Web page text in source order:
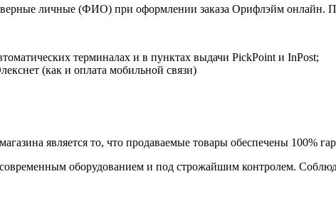
личные (ФИО) при оформлении заказа Орифлэйм онлайн.
терминалах и в пунктах выдачи PickPoint и InPost;
(как и оплата мобильной связи)
является то, что продаваемые товары обеспечены 100%
оборудованием и под строжайшим контролем.